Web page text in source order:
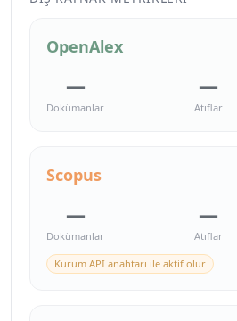
OpenAlex
—
Dokümanlar
—
Atıflar
Scopus
—
Dokümanlar
—
Atıflar
Kurum API anahtarı ile aktif olur